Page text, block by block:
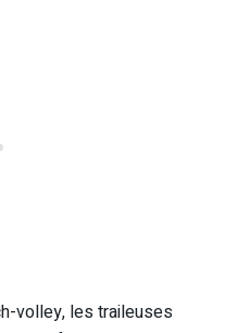
volley, les traileuses